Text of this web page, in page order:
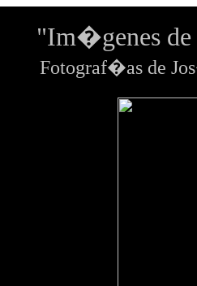
"Im�genes de
Fotograf�as de